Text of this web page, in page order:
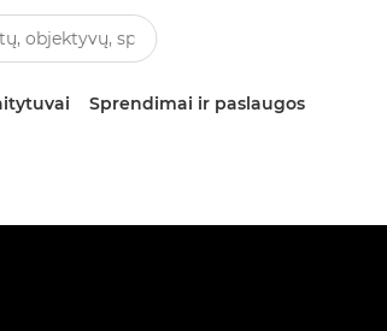
Sprendimai ir paslaugos